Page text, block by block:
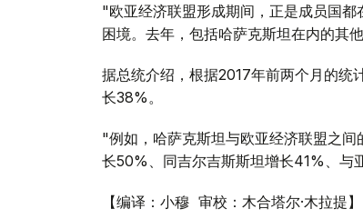
"欧亚经济联盟形成期间，正是成员国
困境。去年，包括哈萨克斯坦在内的其
据总统介绍，根据2017年前两个月的统
长38%。
"例如，哈萨克斯坦与欧亚经济联盟之
长50%、同吉尔吉斯斯坦增长41%、与
【编译：小穆 审校：木合塔尔·木拉提】